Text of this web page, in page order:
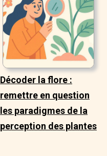
Décoder la flore :
remettre en question
les paradigmes de la
perception des plantes